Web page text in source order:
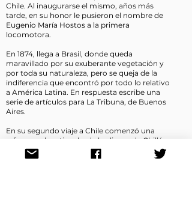
Chile. Al inaugurarse el mismo, años más
tarde, en su honor le pusieron el nombre de
Eugenio María Hostos a la primera
locomotora.
En 1874, llega a Brasil, donde queda
maravillado por su exuberante vegetación y
por toda su naturaleza, pero se queja de la
indiferencia que encontró por todo lo relativo
a América Latina. En respuesta escribe una
serie de artículos para La Tribuna, de Buenos
Aires.
En su segundo viaje a Chile comenzó una
reforma educativa desde los liceos de Chillán y
Amunátegui, en Santiago. Su trabajo duró diez
años en su segunda estadía en este país.